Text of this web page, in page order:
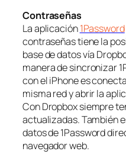
Contraseñas
La aplicación1Password
contraseñas tiene la
base de datos vía
manera de sincronizar
con el iPhone es
misma red y abrir la
Con Dropbox siempre
actualizadas. También
datos de 1Password
navegador web.